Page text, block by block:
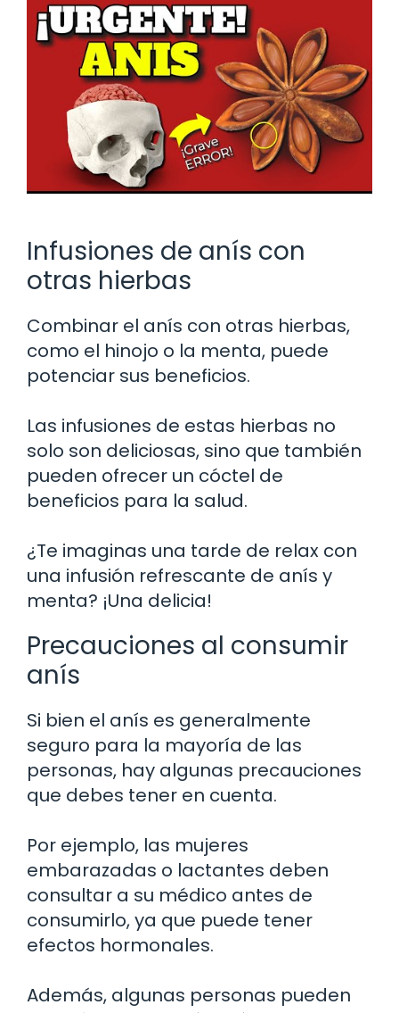
Infusiones de anís con
otras hierbas
Combinar el anís con otras hierbas,
como el hinojo o la menta, puede
potenciar sus beneficios.
Las infusiones de estas hierbas no
solo son deliciosas, sino que también
pueden ofrecer un cóctel de
beneficios para la salud.
¿Te imaginas una tarde de relax con
una infusión refrescante de anís y
menta? ¡Una delicia!
Precauciones al consumir
anís
Si bien el anís es generalmente
seguro para la mayoría de las
personas, hay algunas precauciones
que debes tener en cuenta.
Por ejemplo, las mujeres
embarazadas o lactantes deben
consultar a su médico antes de
consumirlo, ya que puede tener
efectos hormonales.
Además, algunas personas pueden